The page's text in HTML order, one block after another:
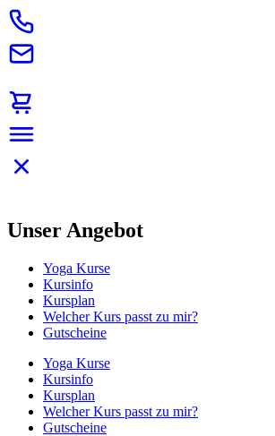
Unser Angebot
Yoga Kurse
Kursinfo
Kursplan
Welcher Kurs passt zu mir?
Gutscheine
Yoga Kurse
Kursinfo
Kursplan
Welcher Kurs passt zu mir?
Gutscheine